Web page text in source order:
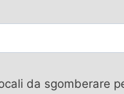
da sgomberare